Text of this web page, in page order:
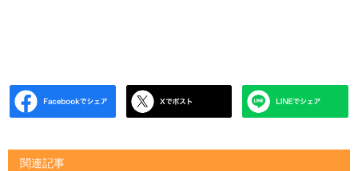
関連記事